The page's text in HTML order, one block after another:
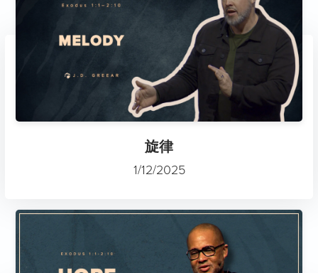
旋律
1/12/2025